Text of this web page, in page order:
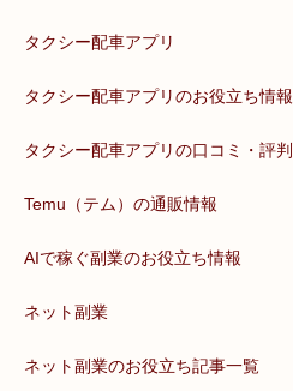
タクシー配車アプリ
タクシー配車アプリのお役立ち情報
タクシー配車アプリの口コミ・評判
Temu（テム）の通販情報
AIで稼ぐ副業のお役立ち情報
ネット副業
ネット副業のお役立ち記事一覧